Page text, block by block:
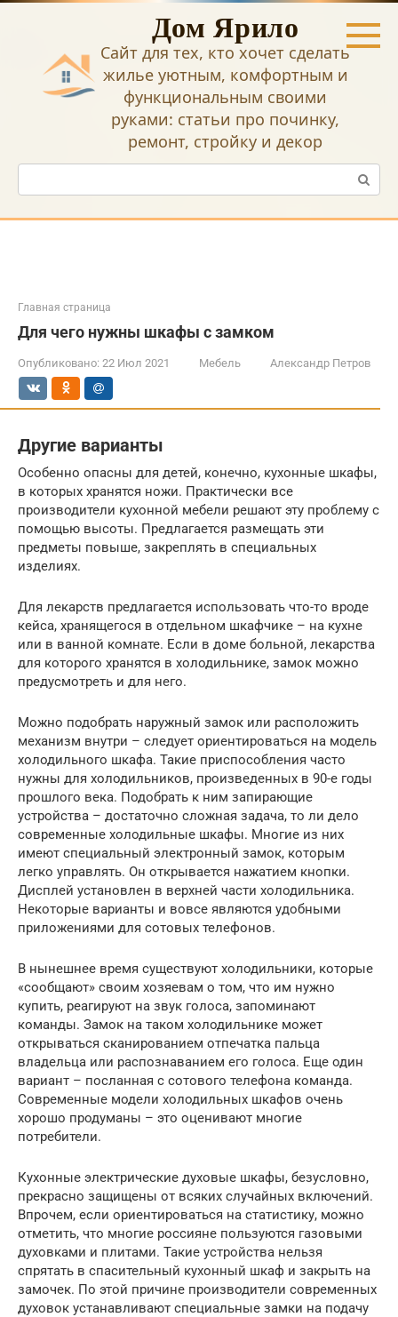
Перейти
Дом Ярило
Сайт для тех, кто хочет сделать
жилье уютным, комфортным и
функциональным своими
руками: статьи про починку,
ремонт, стройку и декор
Поиск:
Главная страница
Для чего нужны шкафы с замком
Опубликовано: 22 Июл 2021 Мебель Александр Петров
Другие варианты
Особенно опасны для детей, конечно, кухонные шкафы,
в которых хранятся ножи. Практически все
производители кухонной мебели решают эту проблему с
помощью высоты. Предлагается размещать эти
предметы повыше, закреплять в специальных
изделиях.
Для лекарств предлагается использовать что-то вроде
кейса, хранящегося в отдельном шкафчике – на кухне
или в ванной комнате. Если в доме больной, лекарства
для которого хранятся в холодильнике, замок можно
предусмотреть и для него.
Можно подобрать наружный замок или расположить
механизм внутри – следует ориентироваться на модель
холодильного шкафа. Такие приспособления часто
нужны для холодильников, произведенных в 90-е годы
прошлого века. Подобрать к ним запирающие
устройства – достаточно сложная задача, то ли дело
современные холодильные шкафы. Многие из них
имеют специальный электронный замок, которым
легко управлять. Он открывается нажатием кнопки.
Дисплей установлен в верхней части холодильника.
Некоторые варианты и вовсе являются удобными
приложениями для сотовых телефонов.
В нынешнее время существуют холодильники, которые
«сообщают» своим хозяевам о том, что им нужно
купить, реагируют на звук голоса, запоминают
команды. Замок на таком холодильнике может
открываться сканированием отпечатка пальца
владельца или распознаванием его голоса. Еще один
вариант – посланная с сотового телефона команда.
Современные модели холодильных шкафов очень
хорошо продуманы – это оценивают многие
потребители.
Кухонные электрические духовые шкафы, безусловно,
прекрасно защищены от всяких случайных включений.
Впрочем, если ориентироваться на статистику, можно
отметить, что многие россияне пользуются газовыми
духовками и плитами. Такие устройства нельзя
спрятать в спасительный кухонный шкаф и закрыть на
замочек. По этой причине производители современных
духовок устанавливают специальные замки на подачу